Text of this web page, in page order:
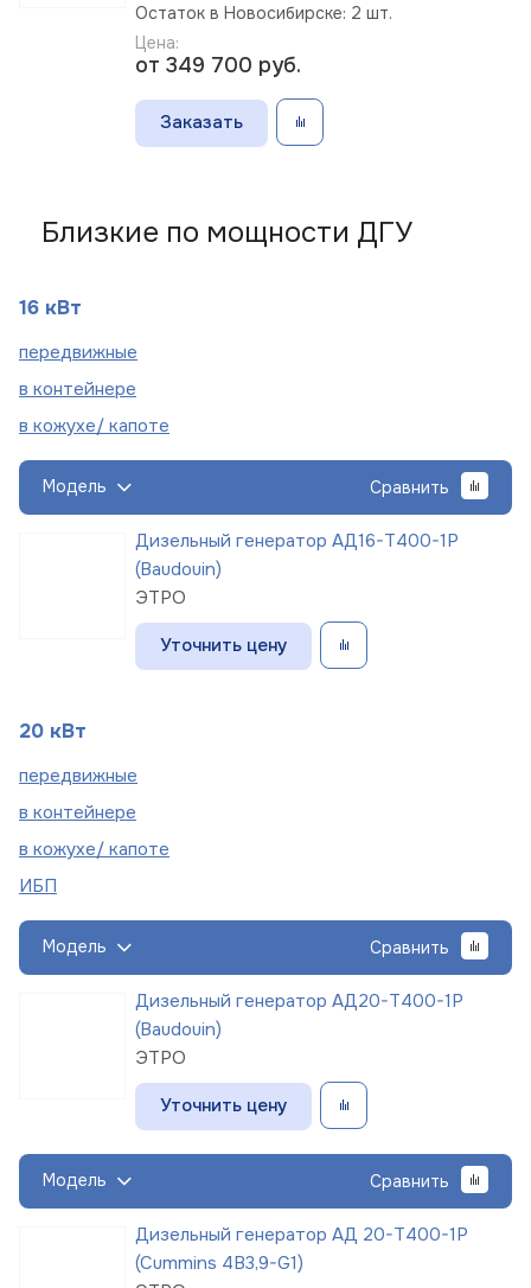
Остаток в Новосибирске: 2 шт.
Цена:
от 349 700 руб.
Заказать
Близкие по мощности ДГУ
16 кВт
передвижные
в контейнере
в кожухе/ капоте
Модель Сравнить
Дизельный генератор АД16-Т400-1Р
(Baudouin)
ЭТРО
Уточнить цену
20 кВт
передвижные
в контейнере
в кожухе/ капоте
ИБП
Модель Сравнить
Дизельный генератор АД20-Т400-1Р
(Baudouin)
ЭТРО
Уточнить цену
Модель Сравнить
Дизельный генератор АД 20-Т400-1Р
(Cummins 4B3,9-G1)